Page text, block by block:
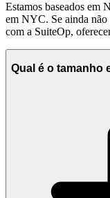
PTO flexível —
Estamos baseados em
em NYC. Se ainda não
com a SuiteOp,
Qual é o tamanho